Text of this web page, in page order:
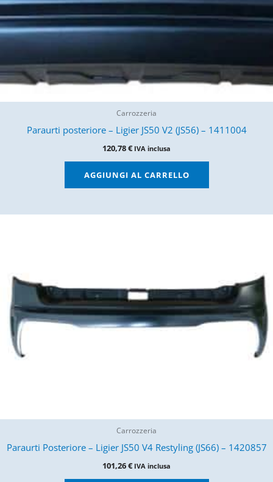
Carrozzeria
Paraurti posteriore – Ligier JS50 V2 (JS56) – 1411004
120,78€ IVA inclusa
AGGIUNGI AL CARRELLO
Carrozzeria
Paraurti Posteriore – Ligier JS50 V4 Restyling (JS66) – 1420857
101,26€ IVA inclusa